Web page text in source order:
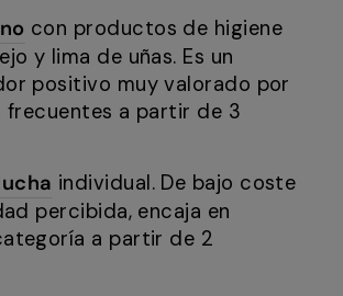
con productos de higiene
y lima de uñas. Es un
positivo muy valorado por
frecuentes a partir de 3
individual. De bajo coste
percibida, encaja en
a partir de 2